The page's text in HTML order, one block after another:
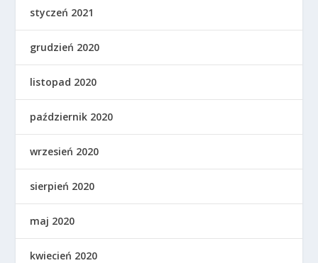
styczeń 2021
grudzień 2020
listopad 2020
październik 2020
wrzesień 2020
sierpień 2020
maj 2020
kwiecień 2020